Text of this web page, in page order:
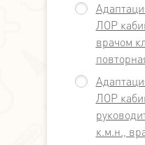
ЛОР
врачом
ЛОР
к.м.н.,